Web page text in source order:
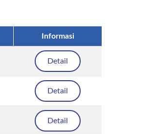
Informasi
Detail
Detail
Detail